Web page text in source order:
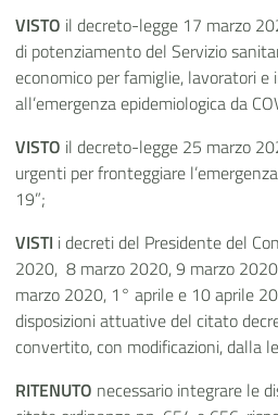
VISTO il decreto-legge 17 marzo
di potenziamento del Servizio
economico per famiglie, lavoratori e
all’emergenza epidemiologica da
VISTO il decreto-legge 25 marzo
urgenti per fronteggiare
19”;
VISTI i decreti del Presidente del
2020, 8 marzo 2020, 9 marzo
marzo 2020, 1° aprile e 10 aprile
disposizioni attuative del citato
convertito, con modificazioni, dalla
RITENUTO necessario integrare le